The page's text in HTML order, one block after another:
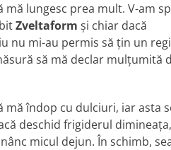
lungesc prea mult. V-am
Zveltaform şi chiar dacă
nu mi-au permis să ţin un
să mă declar mulţumită
îndop cu dulciuri, iar asta
deschid frigiderul
micul dejun. În schimb,